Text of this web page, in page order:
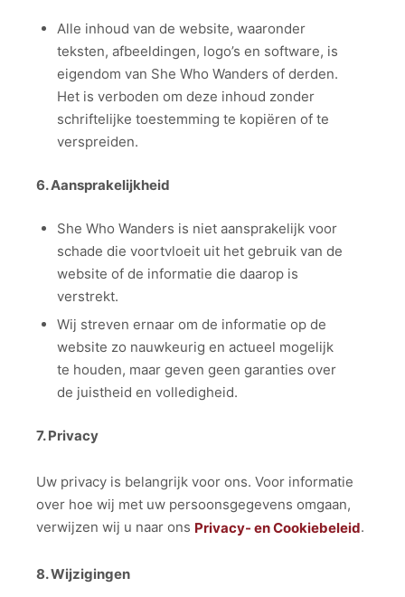
Alle inhoud van de website, waaronder
teksten, afbeeldingen, logo’s en software, is
eigendom van She Who Wanders of derden.
Het is verboden om deze inhoud zonder
schriftelijke toestemming te kopiëren of te
verspreiden.
6. Aansprakelijkheid
She Who Wanders is niet aansprakelijk voor
schade die voortvloeit uit het gebruik van de
website of de informatie die daarop is
verstrekt.
Wij streven ernaar om de informatie op de
website zo nauwkeurig en actueel mogelijk
te houden, maar geven geen garanties over
de juistheid en volledigheid.
7. Privacy
Uw privacy is belangrijk voor ons. Voor informatie
over hoe wij met uw persoonsgegevens omgaan,
verwijzen wij u naar ons Privacy- en Cookiebeleid.
8. Wijzigingen